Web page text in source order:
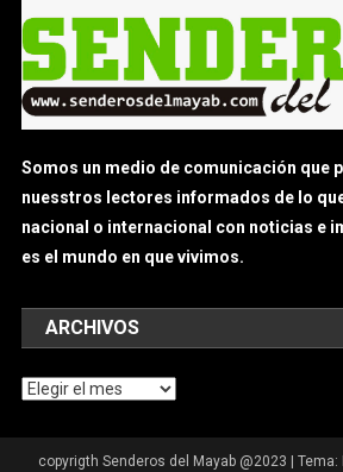
Somos un medio de comunicación que
nuesstros lectores informados de lo
nacional o internacional con noticias e
es el mundo en que vivimos.
ARCHIVOS
Archivos
copyrigth Senderos del Mayab @2023 Tema: